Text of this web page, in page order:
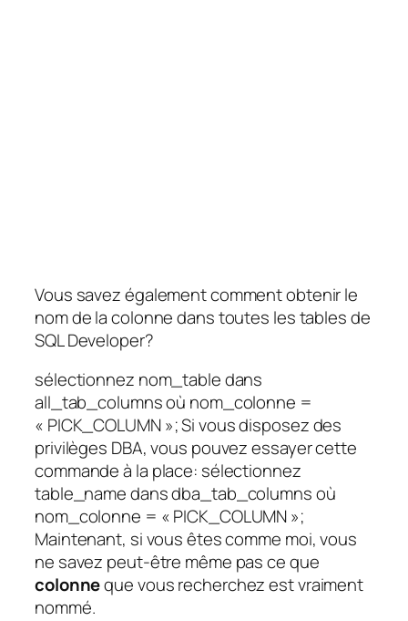
Vous savez également comment obtenir le
nom de la colonne dans toutes les tables de
SQL Developer?
sélectionnez nom_table dans
all_tab_columns où nom_colonne =
« PICK_COLUMN »; Si vous disposez des
privilèges DBA, vous pouvez essayer cette
commande à la place: sélectionnez
table_name dans dba_tab_columns où
nom_colonne = « PICK_COLUMN »;
Maintenant, si vous êtes comme moi, vous
ne savez peut-être même pas ce que
colonneque vous recherchez est vraiment
nommé.